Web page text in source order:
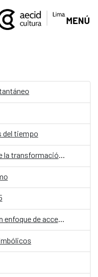
MENÚ
del tiempo
Cuerpo Atardecer: La poética de la transformación y la huella
Procesos de gestión cultural con enfoque de accesibilidad